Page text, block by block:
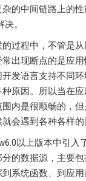
的中间链路上的性
。
过程中，不管是
出现断点的是应
发语言支持不同
原因。所以当在
内是很顺畅的，
会遇到各种各样的
以上版本中引入
的数据源，主要
系统函数、到应用